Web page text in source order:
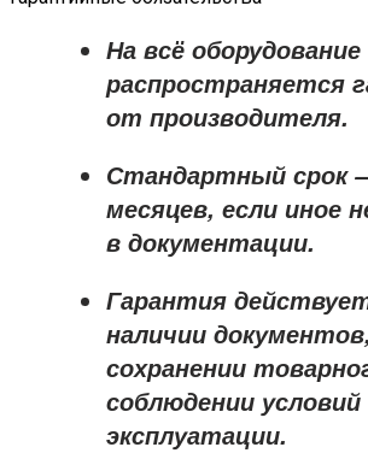
На всё оборудование
распространяется
от производителя.
Стандартный срок
месяцев, если иное
в документации.
Гарантия
наличии документов,
сохранении
соблюдении условий
эксплуатации.